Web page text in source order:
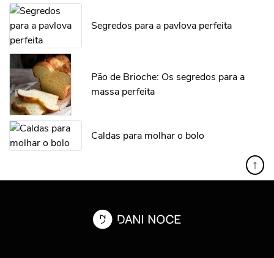
Segredos para a pavlova perfeita
Pão de Brioche: Os segredos para a
massa perfeita
Caldas para molhar o bolo
↑